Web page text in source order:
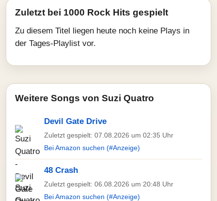
Zuletzt bei 1000 Rock Hits gespielt
Zu diesem Titel liegen heute noch keine Plays in
der Tages-Playlist vor.
Weitere Songs von Suzi Quatro
Devil Gate Drive
Zuletzt gespielt: 07.08.2026 um 02:35 Uhr
Bei Amazon suchen (#Anzeige)
48 Crash
Zuletzt gespielt: 06.08.2026 um 20:48 Uhr
Bei Amazon suchen (#Anzeige)